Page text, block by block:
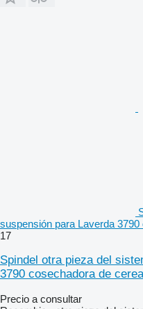
suspensión para Laverda
17
Spindel otra pieza del
3790 cosechadora de
Precio a consultar